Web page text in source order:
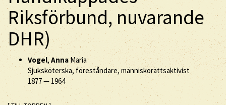
Riksförbund, nuvarande
DHR)
Vogel, AnnaMaria
Sjuksköterska, föreståndare, människorättsaktivist
1877— 1964